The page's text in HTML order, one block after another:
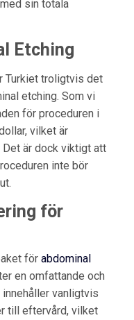
sin totala
Etching
Turkiet troligtvis det
etching. Som vi
för proceduren i
vilket är
Det är dock viktigt att
inte bör
för
för abdominal
en omfattande och
vanligtvis
till eftervård, vilket